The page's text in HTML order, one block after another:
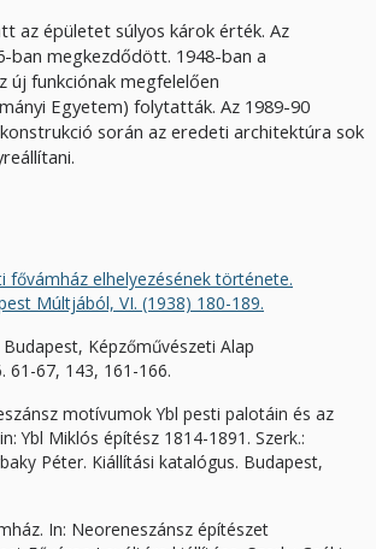
az épületet súlyos károk érték. Az
ban megkezdődött. 1948-ban a
új funkciónak megfelelően
Egyetem) folytatták. Az 1989-90
során az eredeti architektúra sok
fővámház elhelyezésének története.
Múltjából, VI. (1938) 180-189.
Budapest, Képzőművészeti Alap
61-67, 143, 161-166.
motívumok Ybl pesti palotáin és az
Ybl Miklós építész 1814-1891. Szerk.:
Péter. Kiállítási katalógus. Budapest,
In: Neoreneszánsz építészet